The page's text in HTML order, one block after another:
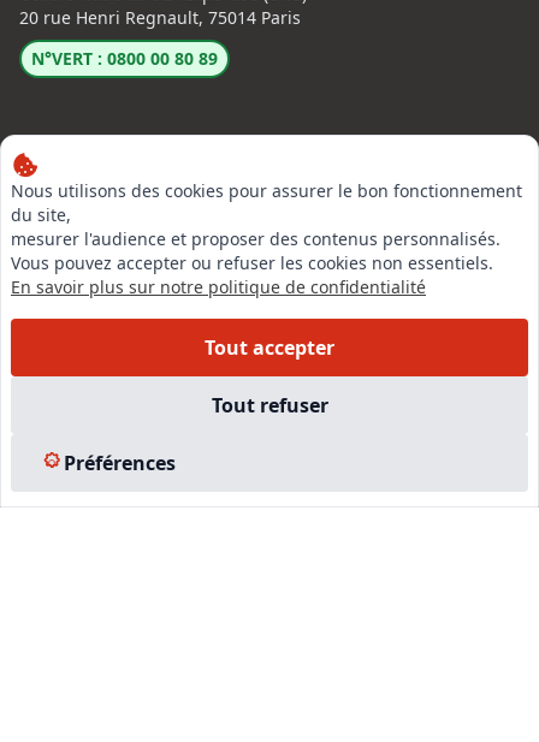
Nous utilisons des cookies pour assurer le bon fonctionnement
du site,
mesurer l'audience et proposer des contenus personnalisés.
Vous pouvez accepter ou refuser les cookies non essentiels.
En savoir plus sur notre politique de confidentialité
Tout accepter
Tout refuser
Préférences
20 rue Henri Regnault, 75014 Paris
N°VERT : 0800 00 80 89
LinkedIn
Instagram
EN SAVOIR PLUS
Formations
Nous rejoindre